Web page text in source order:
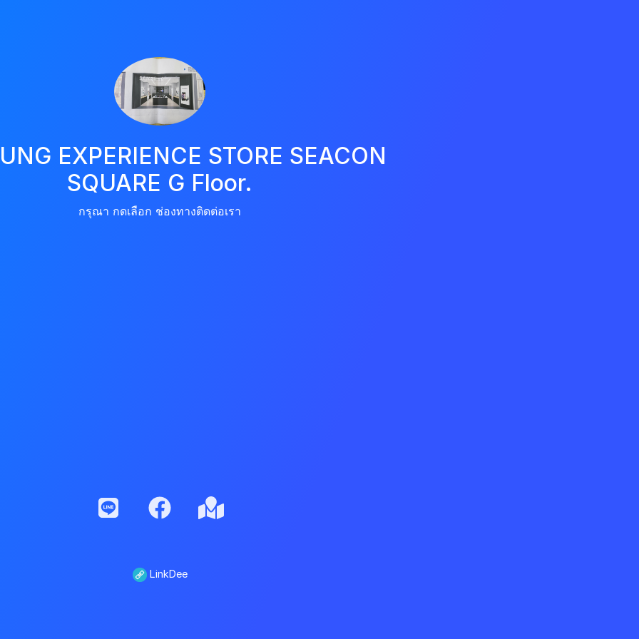
EXPERIENCE STORE SEACON
SQUARE G Floor.
กรุณา กดเลือก ช่องทางติดต่อเรา
LinkDee